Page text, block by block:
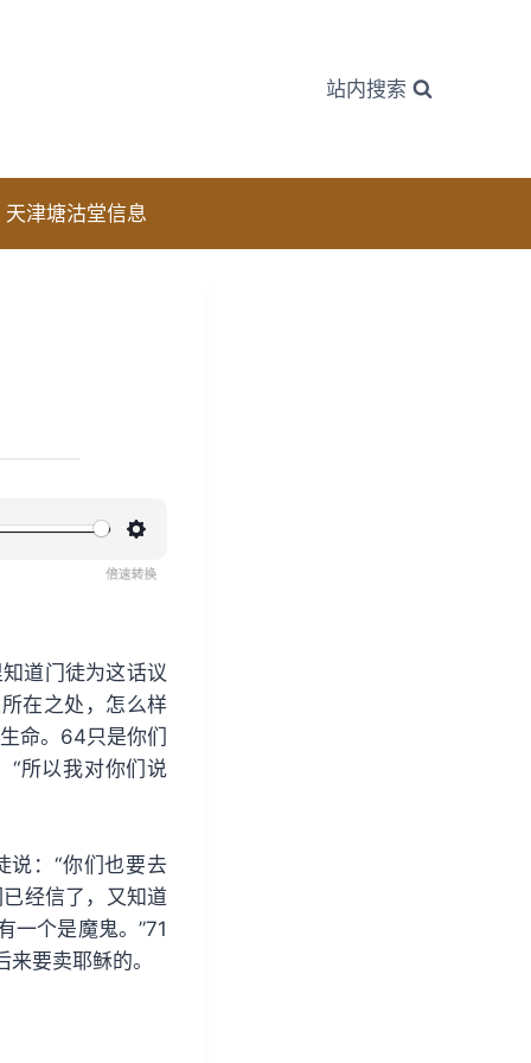
站内搜索
天津塘沽堂信息
道门徒为这话议
在之处，怎么样
命。64只是你们
“所以我对你们说
：“你们也要去
经信了，又知道
一个是魔鬼。”71
要卖耶稣的。